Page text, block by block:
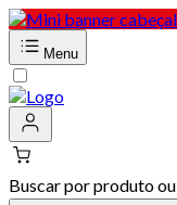
Menu
Buscar por produto